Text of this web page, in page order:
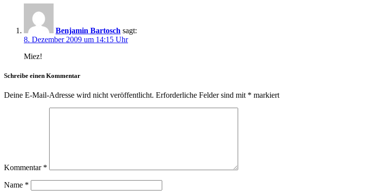
Benjamin Bartosch sagt:
8. Dezember 2009 um 14:15 Uhr
Miez!
Schreibe einen Kommentar
Deine E-Mail-Adresse wird nicht veröffentlicht. Erforderliche Felder sind mit * markiert
Kommentar *
Name *